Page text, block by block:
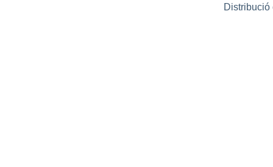
Distribució